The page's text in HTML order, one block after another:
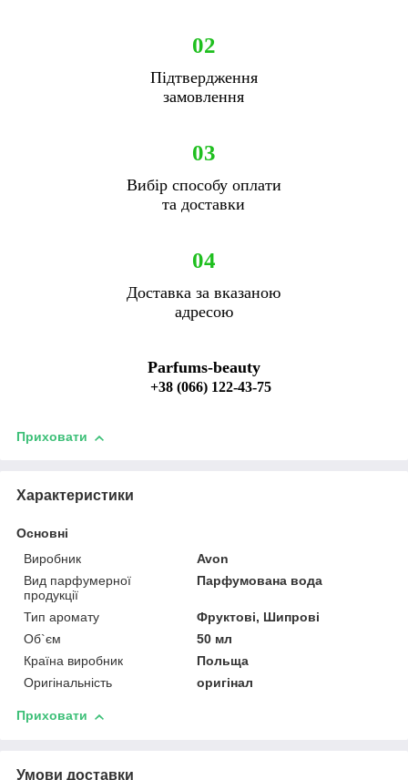
02
Підтвердження
замовлення
03
Вибір способу оплати
та доставки
04
Доставка за вказаною
адресою
Parfums-beauty
+38 (066) 122-43-75
Приховати
Характеристики
Основні
Виробник
Avon
Вид парфумерної
продукції
Парфумована вода
Тип аромату
Фруктові, Шипрові
Об`єм
50 мл
Країна виробник
Польща
Оригінальність
оригінал
Приховати
Умови доставки